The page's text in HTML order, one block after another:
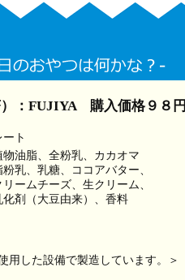
：FUJIYA 購入価格９８円
ト
物油脂、全粉乳、カカオマ
乳、乳糖、ココアバター、
ームチーズ、生クリーム、
化剤（大豆由来）、香料
用した設備で製造しています。＞